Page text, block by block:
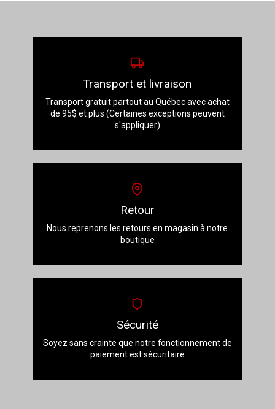
Transport et livraison
Transport gratuit partout au Québec avec achat
de 95$ et plus (Certaines exceptions peuvent
s'appliquer)
Retour
Nous reprenons les retours en magasin à notre
boutique
Sécurité
Soyez sans crainte que notre fonctionnement de
paiement est sécuritaire